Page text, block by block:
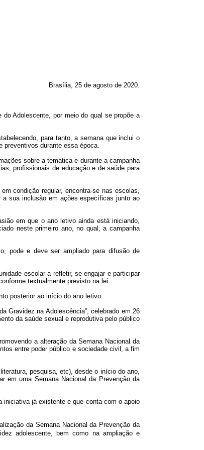
Brasília, 25 de agosto de 2020.
por meio do qual se propõe a
para tanto, a semana que inclui o
preventivos durante essa época.
sobre a temática e durante a campanha
profissionais de educação e de saúde para
condição regular, encontra-se nas escolas,
a sua inclusão em ações específicas junto ao
em que o ano letivo ainda está iniciando,
neste primeiro ano, no qual, a campanha
pode e deve ser ampliado para difusão de
escolar a refletir, se engajar e participar
textualmente previsto na lei.
posterior ao início do ano letivo.
Gravidez na Adolescência”, celebrado em 26
da saúde sexual e reprodutiva pelo público
a alteração da Semana Nacional da
entre poder público e sociedade civil, a fim
pesquisa, etc), desde o início do ano,
em uma Semana Nacional da Prevenção da
iniciativa já existente e que conta com o apoio
da Semana Nacional da Prevenção da
adolescente, bem como na ampliação e